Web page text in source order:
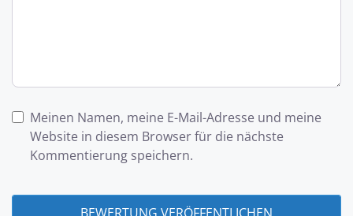
Meinen Namen, meine E-Mail-Adresse und meine
Website in diesem Browser für die nächste
Kommentierung speichern.